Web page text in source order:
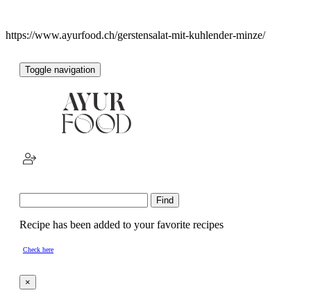
https://www.ayurfood.ch/gerstensalat-mit-kuhlender-minze/
Toggle navigation
Recipe has been added to your favorite recipes
Check here
×